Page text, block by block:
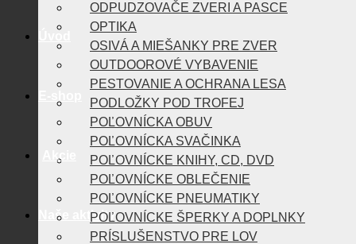
Akcie
Naše aktivity
ODPUDZOVAČE ZVERI A PASCE
OPTIKA
OSIVÁ A MIEŠANKY PRE ZVER
OUTDOOROVÉ VYBAVENIE
PESTOVANIE A OCHRANA LESA
PODLOŽKY POD TROFEJ
POĽOVNÍCKA OBUV
POĽOVNÍCKA SVAČINKA
POĽOVNÍCKE KNIHY, CD, DVD
POĽOVNÍCKE OBLEČENIE
POĽOVNÍCKE PNEUMATIKY
POĽOVNÍCKE ŠPERKY A DOPLNKY
PRÍSLUŠENSTVO PRE LOV